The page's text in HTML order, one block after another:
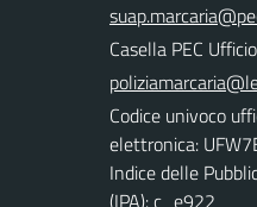
Casella PEC
Codice univoco
elettronica:
Indice delle
(IPA): c_e922